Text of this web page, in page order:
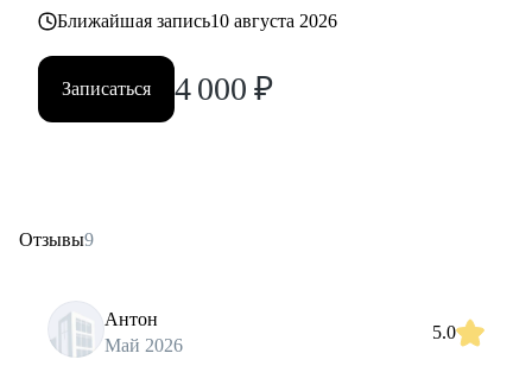
Ближайшая запись10 августа 2026
Записаться 4 000 ₽
Отзывы9
Антон
Май 2026
5.0